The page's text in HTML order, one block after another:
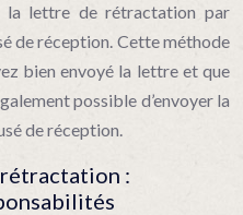
la lettre de rétractation par
de réception. Cette méthode
bien envoyé la lettre et que
possible d’envoyer la
de réception.
rétractation :